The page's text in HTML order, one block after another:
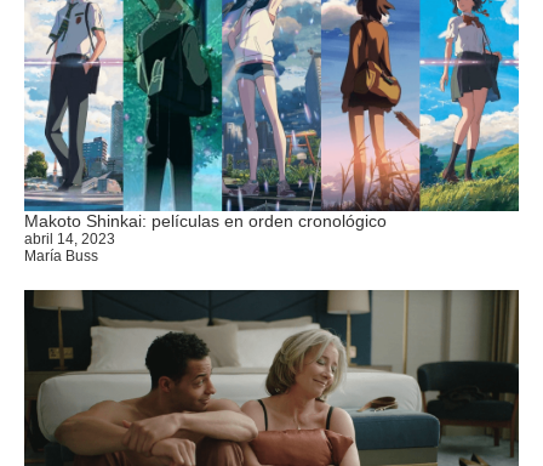
Makoto Shinkai: películas en orden cronológico
abril 14, 2023
María Buss